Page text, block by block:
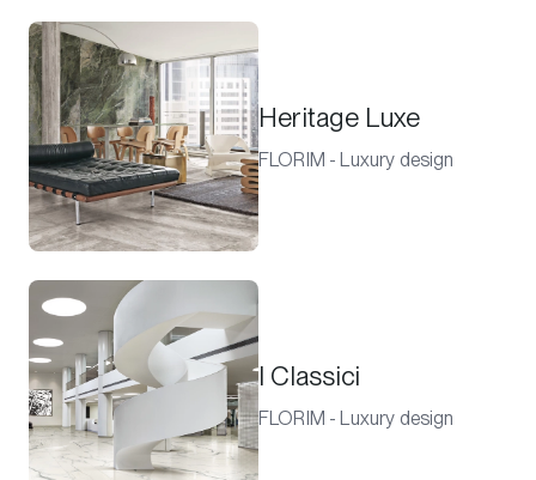
Heritage Luxe
FLORIM - Luxury design
I Classici
FLORIM - Luxury design